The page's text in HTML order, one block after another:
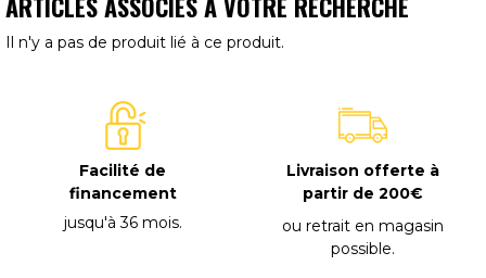
Il n'y a pas de produit lié à ce produit.
Facilité de
financement
jusqu'à 36 mois.
Livraison offerte à
partir de 200€
ou retrait en magasin
possible.